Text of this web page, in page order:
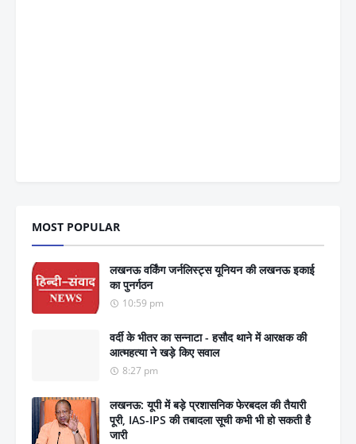
MOST POPULAR
लखनऊ वर्किंग जर्नलिस्ट्स यूनियन की लखनऊ इकाई
का पुनर्गठन
10:59 pm
वर्दी के भीतर का सन्नाटा - हसौद थाने में आरक्षक की
आत्महत्या ने खड़े किए सवाल
8:27 pm
लखनऊ: यूपी में बड़े प्रशासनिक फेरबदल की तैयारी
पूरी, IAS-IPS की तबादला सूची कभी भी हो सकती है
जारी